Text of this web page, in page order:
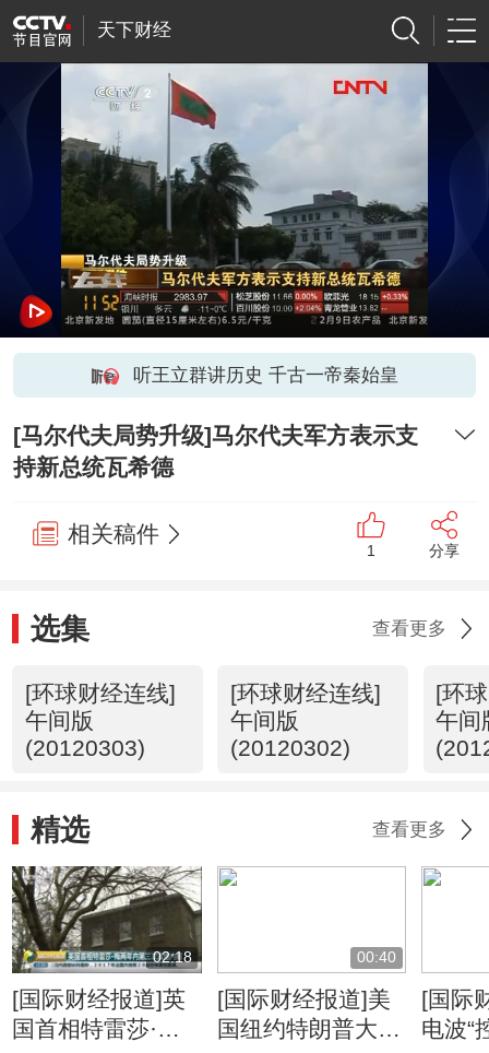
天下财经
听王立群讲历史 千古一帝秦始皇
[马尔代夫局势升级]马尔代夫军方表示支
持新总统瓦希德
相关稿件
1 分享
选集 查看更多
[环球财经连线]
午间版
(20120303)
[环球财经连线]
午间版
(20120302)
[环
午间
精选 查看更多
02:18
[国际财经报道]英
国首相特雷莎·梅
00:40
[国际财经报道]美
国纽约特朗普大厦
[国际
电波“